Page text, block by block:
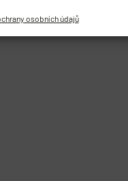
osobních údajů